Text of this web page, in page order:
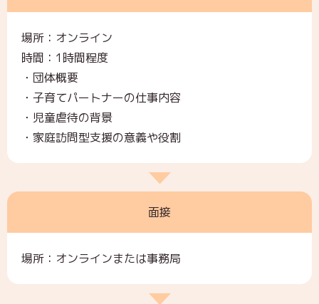
場所：オンライン
時間：1時間程度
・団体概要
・子育てパートナーの仕事内容
・児童虐待の背景
・家庭訪問型支援の意義や役割
面接
場所：オンラインまたは事務局